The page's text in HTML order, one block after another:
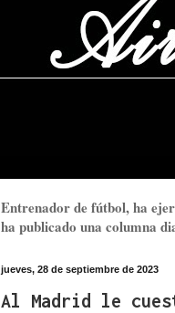
Entrenador de fútbol, ha
ha publicado una columna
jueves, 28 de septiembre de 2023
Al Madrid le